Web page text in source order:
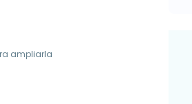
ampliarla